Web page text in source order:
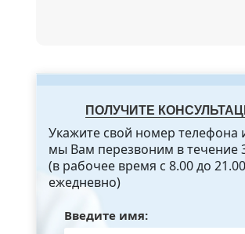
ПОЛУЧИТЕ
Укажите свой номер телефона
мы Вам перезвоним в течение
(в рабочее время с 8.00 до 21.00
ежедневно)
Введите имя: